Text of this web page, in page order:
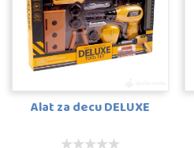
Alat za decu DELUXE